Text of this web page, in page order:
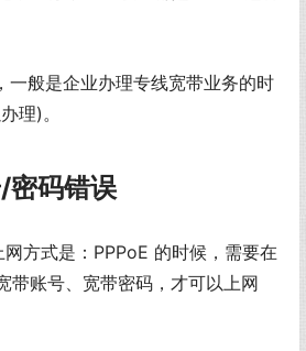
一般是企业办理专线宽带业务的时
理)。
密码错误
方式是：PPPoE 的时候，需要在
带账号、宽带密码，才可以上网